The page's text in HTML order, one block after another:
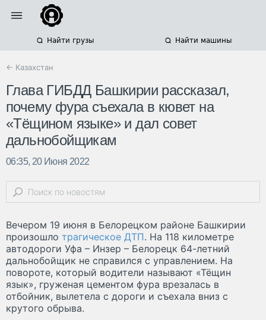
Найти грузы Найти машины
← Казахстан
Глава ГИБДД Башкирии рассказал,
почему фура съехала в кювет на
«Тёщином языке» и дал совет
дальнобойщикам
06:35, 20 Июня 2022
Вечером 19 июня в Белорецком районе Башкирии
произошло трагическое ДТП. На 118 километре
автодороги Уфа – Инзер – Белорецк 64-летний
дальнобойщик не справился с управлением. На
повороте, который водители называют «Тёщин
язык», груженая цементом фура врезалась в
отбойник, вылетела с дороги и съехала вниз с
крутого обрыва.